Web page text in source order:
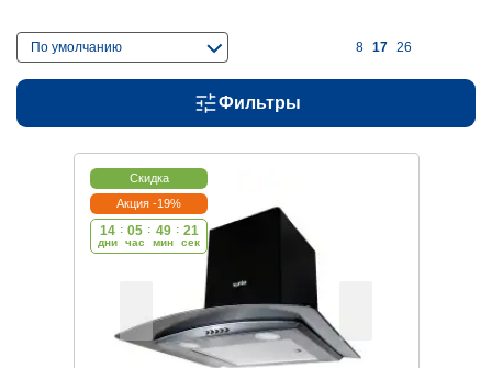
По умолчанию 8 17 26
Фильтры
Скидка
Акция -19%
14
дни
: 05
час
: 49
мин
: 20
cек